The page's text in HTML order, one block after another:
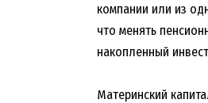
компании или из
что менять
накопленный
Материнский